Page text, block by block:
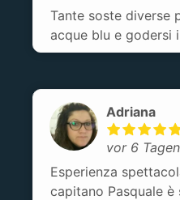
Tante soste diverse
acque blu e godersi
Adriana
vor 6 Tagen
Esperienza
capitano Pasquale